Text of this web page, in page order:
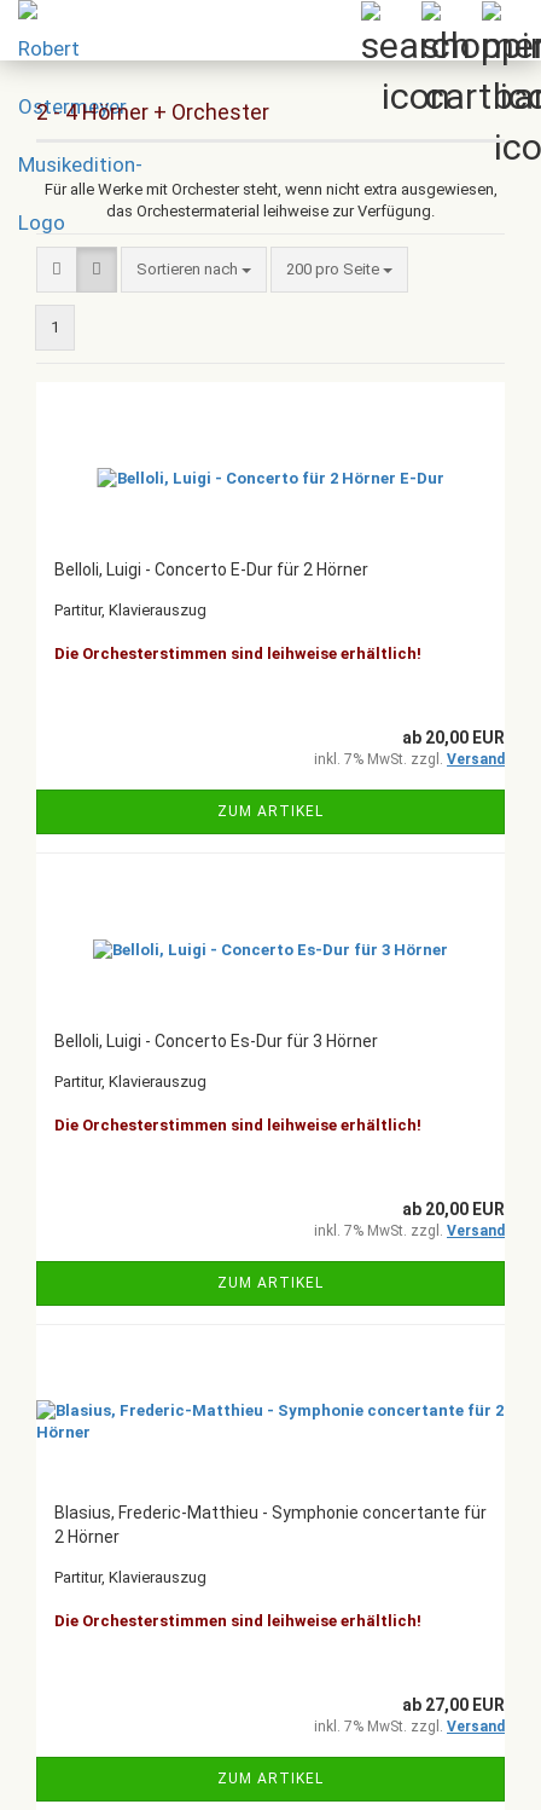
2 - 4 Hörner + Orchester
Für alle Werke mit Orchester steht, wenn nicht extra ausgewiesen,
das Orchestermaterial leihweise zur Verfügung.
Sortieren nach
Sortieren nach 200 pro Seite
pro Seite
1
Belloli, Luigi - Concerto E-Dur für 2 Hörner
Partitur, Klavierauszug
Die Orchesterstimmen sind leihweise erhältlich!
ab 20,00 EUR
inkl. 7% MwSt. zzgl. Versand
ZUM ARTIKEL
Belloli, Luigi - Concerto Es-Dur für 3 Hörner
Partitur, Klavierauszug
Die Orchesterstimmen sind leihweise erhältlich!
ab 20,00 EUR
inkl. 7% MwSt. zzgl. Versand
ZUM ARTIKEL
Blasius, Frederic-Matthieu - Symphonie concertante für
2 Hörner
Partitur, Klavierauszug
Die Orchesterstimmen sind leihweise erhältlich!
ab 27,00 EUR
inkl. 7% MwSt. zzgl. Versand
ZUM ARTIKEL